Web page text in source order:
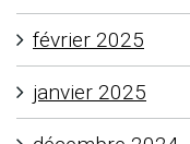
février 2025
janvier 2025